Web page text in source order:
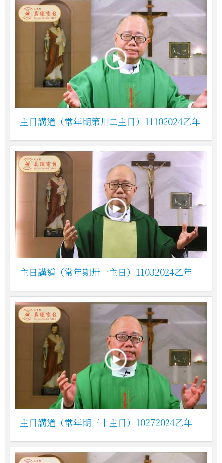
主日講道（常年期第卅二主日）11102024乙年
主日講道（常年期卅一主日）11032024乙年
主日講道（常年期三十主日）10272024乙年